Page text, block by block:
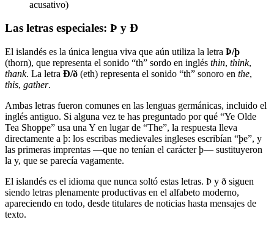
acusativo)
Las letras especiales: Þ y Ð
El islandés es la única lengua viva que aún utiliza la letra Þ/þ
(thorn), que representa el sonido “th” sordo en inglés thin, think,
thank. La letra Ð/ð (eth) representa el sonido “th” sonoro en the,
this, gather.
Ambas letras fueron comunes en las lenguas germánicas, incluido el
inglés antiguo. Si alguna vez te has preguntado por qué “Ye Olde
Tea Shoppe” usa una Y en lugar de “The”, la respuesta lleva
directamente a þ: los escribas medievales ingleses escribían “þe”, y
las primeras imprentas —que no tenían el carácter þ— sustituyeron
la y, que se parecía vagamente.
El islandés es el idioma que nunca soltó estas letras. Þ y ð siguen
siendo letras plenamente productivas en el alfabeto moderno,
apareciendo en todo, desde titulares de noticias hasta mensajes de
texto.